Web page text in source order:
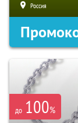
Россия
до 100%